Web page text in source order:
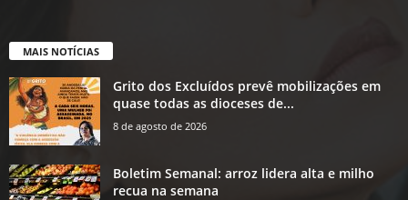
MAIS NOTÍCIAS
Grito dos Excluídos prevê mobilizações em
quase todas as dioceses de...
8 de agosto de 2026
Boletim Semanal: arroz lidera alta e milho
recua na semana